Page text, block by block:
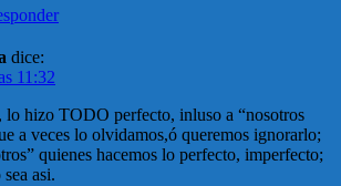
dice:
11:32
lo hizo TODO perfecto, inluso a “nosotros
a veces lo olvidamos,ó queremos ignorarlo;
quienes hacemos lo perfecto, imperfecto;
asi.